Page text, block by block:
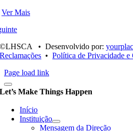
Ver Mais
©LHSCA • Desenvolvido por:
Reclamações •Política de Privacidade e
Page load link
Let’s Make Things Happen
Início
Instituição
Mensagem da Direção